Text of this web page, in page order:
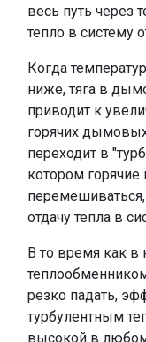
весь путь через
тепло в систему
Когда
ниже, тяга в
приводит к
горячих
переходит в
котором
отдачу тепла в
В то время как
резко падать,
турбулентным
высокой в